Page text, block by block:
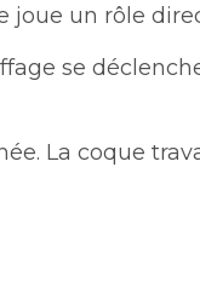
joue un rôle
se
La coque